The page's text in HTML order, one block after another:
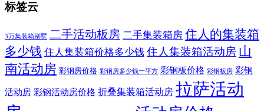
标签云
3万集装箱别墅 二手活动板房 二手集装箱房 住人的集装箱
多少钱 住人集装箱价格多少钱 住人集装箱活动房 山
南活动房 彩钢房价格 彩钢房多少钱一平方 彩钢板价格 彩钢板房 彩钢
活动房 彩钢活动房价格 折叠集装箱活动房 拉萨活动